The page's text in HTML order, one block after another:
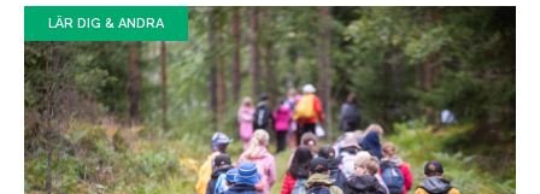
LÄR DIG & ANDRA